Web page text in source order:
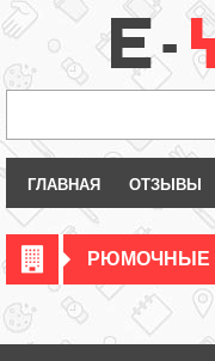
ГЛАВНАЯ ОТЗЫВЫ
РЮМОЧНЫЕ